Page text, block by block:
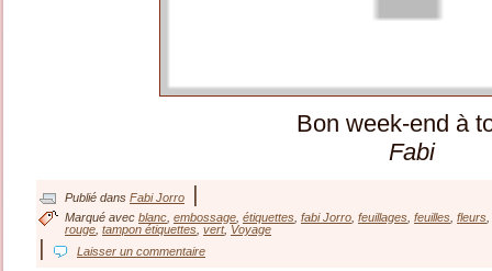
Bon week-end à
Fabi
Publié dans Fabi Jorro
Marqué avec blanc embossage étiquettes fabi Jorro feuillages feuilles fleurs
rouge tampon étiquettes vert, Voyage
Laisser un commentaire